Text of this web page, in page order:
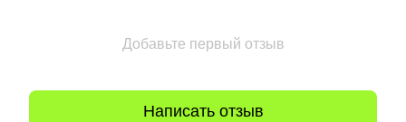
Добавьте первый отзыв
Написать отзыв